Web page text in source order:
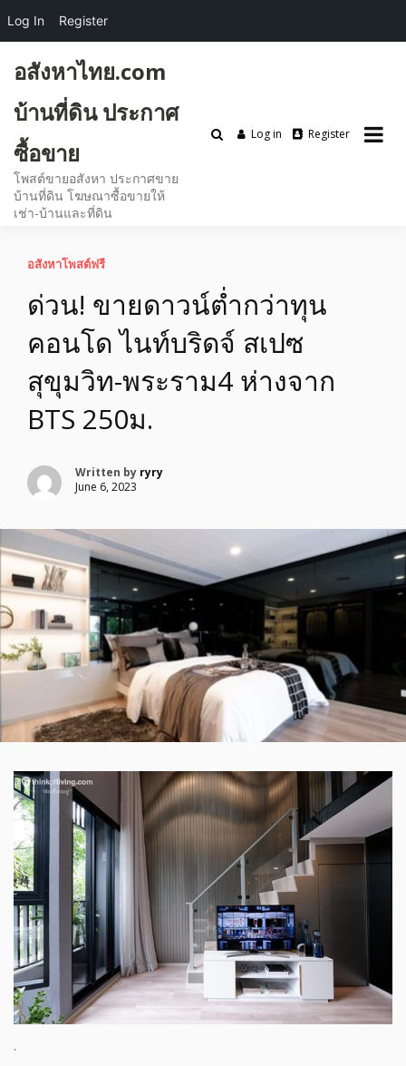
content
อสังหาไทย.com
บ้านที่ดิน ประกาศ
ซื้อขาย
โพสต์ขายอสังหา ประกาศขาย
บ้านที่ดิน โฆษณาซื้อขายให้
เช่า-บ้านและที่ดิน
Log in Register
อสังหาโพสต์ฟรี
ด่วน! ขายดาวน์ต่ำกว่าทุน
คอนโด ไนท์บริดจ์ สเปซ
สุขุมวิท-พระราม4 ห่างจาก
BTS 250ม.
Written by ryry
June 6, 2023
.
Log In Register